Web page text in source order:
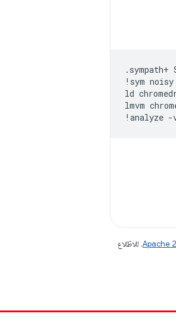
.sympath+
!sym noisy
ld
lmvm
!analyze -
. للاطّلاع